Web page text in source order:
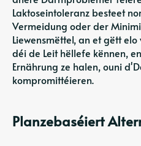
Laktoseintoleranz besteet
Vermeidung oder der
Liewensmëttel, an et gëtt
déi de Leit hëllefe kënnen,
Ernährung ze halen, ouni
kompromittéieren.
Planzebaséiert